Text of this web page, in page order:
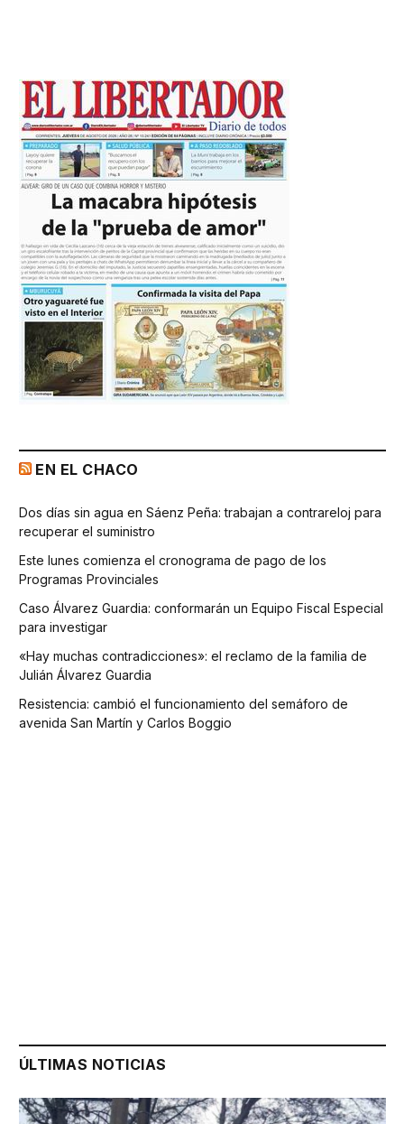
EN EL CHACO
Dos días sin agua en Sáenz Peña: trabajan a contrareloj para
recuperar el suministro
Este lunes comienza el cronograma de pago de los
Programas Provinciales
Caso Álvarez Guardia: conformarán un Equipo Fiscal Especial
para investigar
«Hay muchas contradicciones»: el reclamo de la familia de
Julián Álvarez Guardia
Resistencia: cambió el funcionamiento del semáforo de
avenida San Martín y Carlos Boggio
ÚLTIMAS NOTICIAS